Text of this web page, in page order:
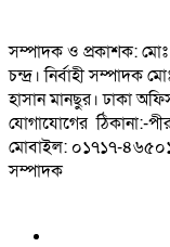
সম্পাদক ও প্রকাশক: মোঃ
চন্দ্র। নির্বাহী সম্পাদক
হাসান মানছুর। ঢাকা
যোগাযোগের ঠিকানা:-
মোবাইল: ০১৭১৭-
সম্পাদক